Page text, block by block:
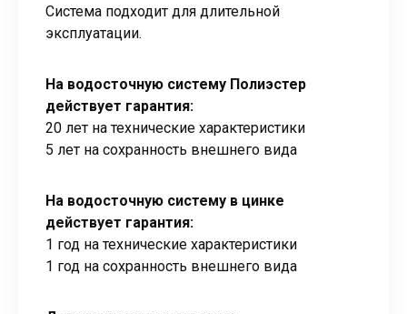
Система подходит для длительной
эксплуатации.
На водосточную систему Полиэстер
действует гарантия:
20 лет на технические характеристики
5 лет на сохранность внешнего вида
На водосточную систему в цинке
действует гарантия:
1 год на технические характеристики
1 год на сохранность внешнего вида